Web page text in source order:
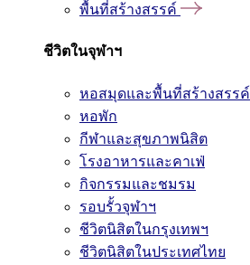
พื้นที่สร้างสรรค์
ชีวิตในจุฬาฯ
หอสมุดและพื้นที่สร้างสรรค์
หอพัก
กีฬาและสุขภาพนิสิต
โรงอาหารและคาเฟ่
กิจกรรมและชมรม
รอบรั้วจุฬาฯ
ชีวิตนิสิตในกรุงเทพฯ
ชีวิตนิสิตในประเทศไทย